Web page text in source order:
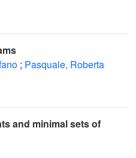
; Pasquale, Roberta
and minimal sets of